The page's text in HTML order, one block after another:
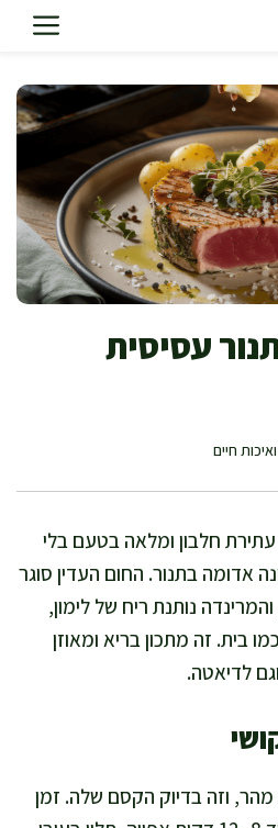
עסיסית
חיים
חלבון ומלאה בטעם בלי
אדומה בתנור. החום העדין סוגר
נותנת ריח של לימון,
בית. זה מתכון בריא ומאוזן
לדיאטה.
וזה בדיוק הקסם שלה. זמן